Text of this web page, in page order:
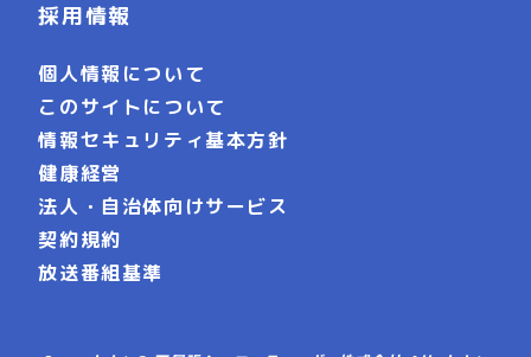
採用情報
個人情報について
このサイトについて
情報セキュリティ基本方針
健康経営
法人・自治体向けサービス
契約規約
放送番組基準